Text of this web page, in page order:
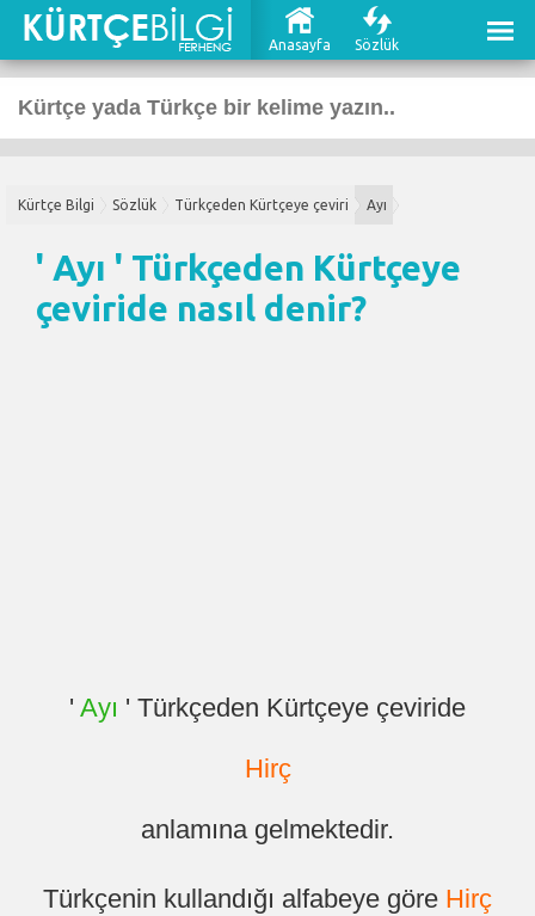
Anasayfa Sözlük
Kürtçe Bilgi Sözlük Türkçeden Kürtçeye çeviri Ayı
' Ayı ' Türkçeden Kürtçeye
çeviride nasıl denir?
' Ayı ' Türkçeden Kürtçeye çeviride
Hirç
anlamına gelmektedir.
Türkçenin kullandığı alfabeye göre Hirç